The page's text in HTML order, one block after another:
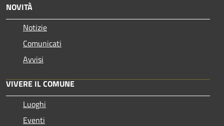
NOVITÀ
Notizie
Comunicati
Avvisi
VIVERE IL COMUNE
Luoghi
Eventi